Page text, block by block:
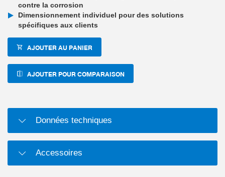
contre la corrosion
Dimensionnement individuel pour des solutions
spécifiques aux clients
AJOUTER AU PANIER
AJOUTER POUR COMPARAISON
Données techniques
Accessoires